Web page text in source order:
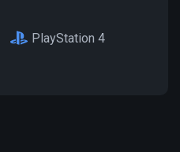
PlayStation 4